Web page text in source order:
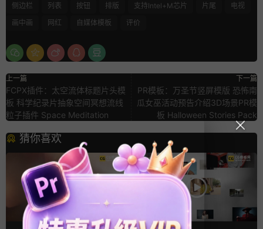
侧边栏 列表 按钮 排版 支持Intel+M芯片 片尾
电视
画中画
网红 自媒体模板 评价
上一篇
FCPX插件：太空流体标题片头模
板 科学纪录片抽象空间冥想流线
粒子插件 Space Meditation
下一篇
PR模板：万圣节竖屏模版 恐怖南
瓜女巫活动预告介绍3D场景PR模
板 Halloween Stories Pack
猜你喜欢